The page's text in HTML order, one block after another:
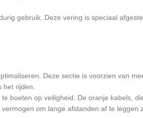
gebruik. Deze vering is speciaal
Deze sectie is voorzien van
rijden.
boeten op veiligheid. De oranje kabels,
om lange afstanden af te leggen